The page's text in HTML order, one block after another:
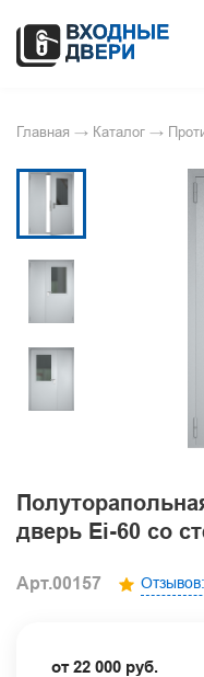
Главная → Каталог →
дверь Ei-60 со
Арт.00157
от 22 000 руб.